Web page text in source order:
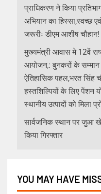
प्राधिकरण ने किया
अभियान का हिस्सा,स्वच्छ
जरूरीः डीएम आशीष चौहान!
मुख्यमंत्री आवास मे 12वें
आयोजन,: बुनकरों के सम्मान
ऐतिहासिक पहल,भरत सिंह
हस्तशिल्पियों के लिए पेंशन
स्थानीय उत्पादों को मिला
सार्वजनिक स्थान पर जुआ
किया गिरफ्तार
YOU MAY HAVE